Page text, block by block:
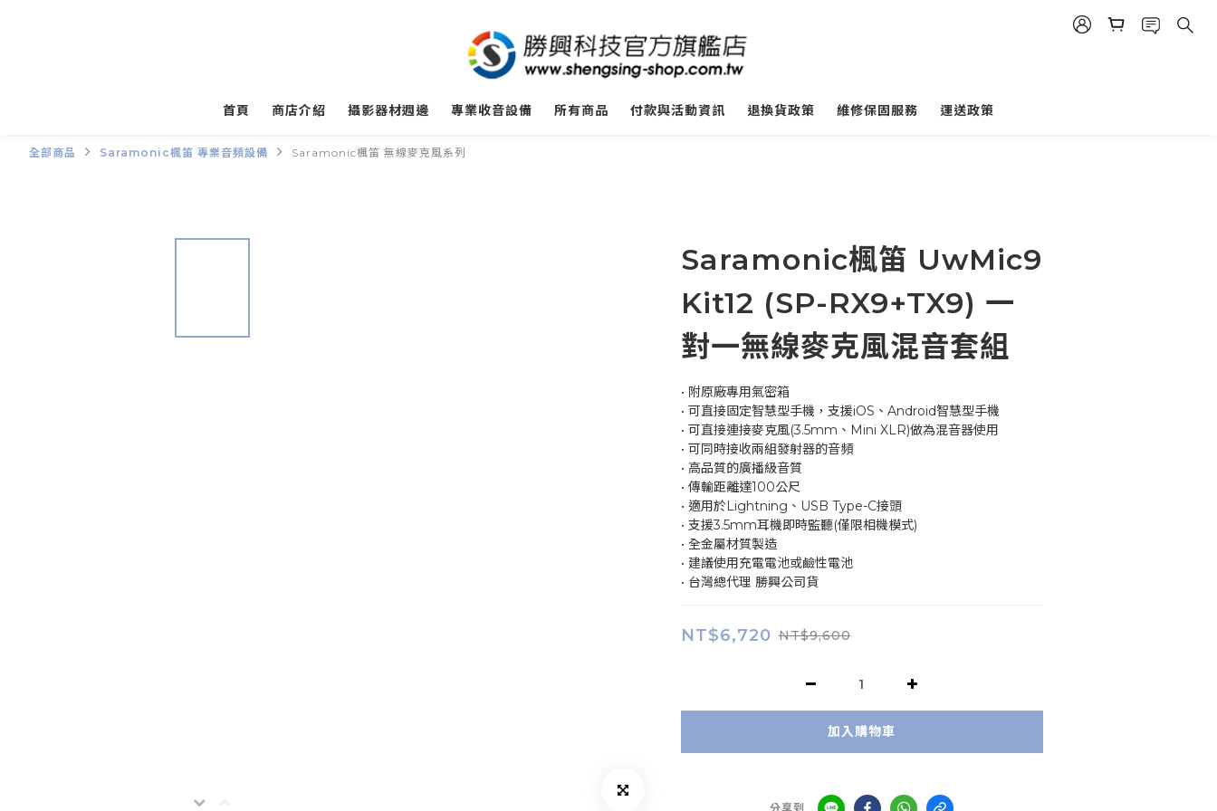
首頁 商店介紹 攝影器材週邊 專業收音設備 所有商品 付款與活動資訊 退換貨政策 維修保固服務 運送政策
全部商品 Saramonic楓笛 專業音頻設備 Saramonic楓笛 無線麥克風系列
Saramonic楓笛 UwMic9
Kit12 (SP-RX9+TX9) 一
對一無線麥克風混音套組
• 附原廠專用氣密箱
• 可直接固定智慧型手機，支援iOS、Android智慧型手機
• 可直接連接麥克風(3.5mm、Mini XLR)做為混音器使用
• 可同時接收兩組發射器的音頻
• 高品質的廣播級音質
• 傳輸距離達100公尺
• 適用於Lightning、USB Type-C接頭
• 支援3.5mm耳機即時監聽(僅限相機模式)
• 全金屬材質製造
• 建議使用充電電池或鹼性電池
• 台灣總代理 勝興公司貨
NT$6,720 NT$9,600
加入購物車
分享到